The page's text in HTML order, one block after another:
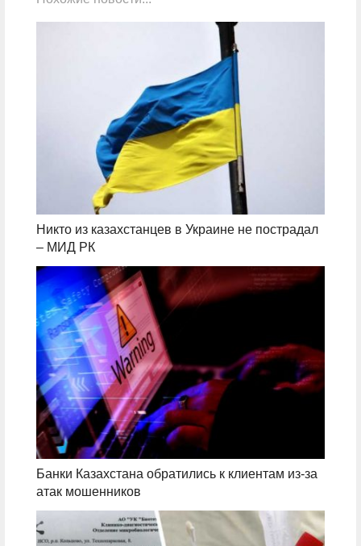
Никто из казахстанцев в Украине не пострадал
– МИД РК
Банки Казахстана обратились к клиентам из-за
атак мошенников